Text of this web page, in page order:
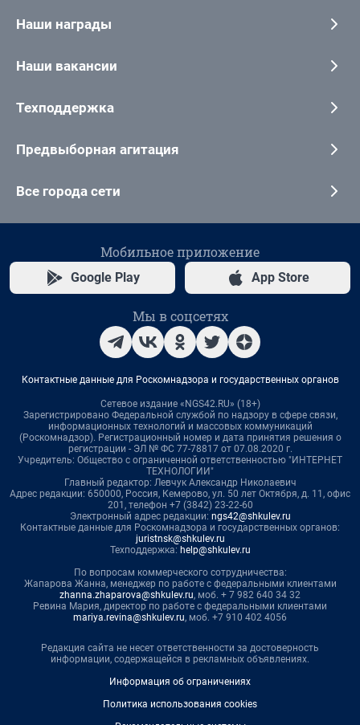
Наши награды
Наши вакансии
Техподдержка
Предвыборная агитация
Все города сети
Мобильное приложение
Google Play App Store
Мы в соцсетях
Контактные данные для Роскомнадзора и государственных органов
Сетевое издание «NGS42.RU» (18+)
Зарегистрировано Федеральной службой по надзору в сфере связи,
информационных технологий и массовых коммуникаций
(Роскомнадзор). Регистрационный номер и дата принятия решения о
регистрации - ЭЛ № ФС 77-78817 от 07.08.2020 г.
Учредитель: Общество с ограниченной ответственностью "ИНТЕРНЕТ
ТЕХНОЛОГИИ"
Главный редактор: Левчук Александр Николаевич
Адрес редакции: 650000, Россия, Кемерово, ул. 50 лет Октября, д. 11, офис
201, телефон +7 (3842) 23-22-60
Электронный адрес редакции: ngs42@shkulev.ru
Контактные данные для Роскомнадзора и государственных органов:
juristnsk@shkulev.ru
Техподдержка: help@shkulev.ru
По вопросам коммерческого сотрудничества:
Жапарова Жанна, менеджер по работе с федеральными клиентами
zhanna.zhaparova@shkulev.ru, моб. + 7 982 640 34 32
Ревина Мария, директор по работе с федеральными клиентами
mariya.revina@shkulev.ru, моб. +7 910 402 4056
Редакция сайта не несет ответственности за достоверность
информации, содержащейся в рекламных объявлениях.
Информация об ограничениях
Политика использования cookies